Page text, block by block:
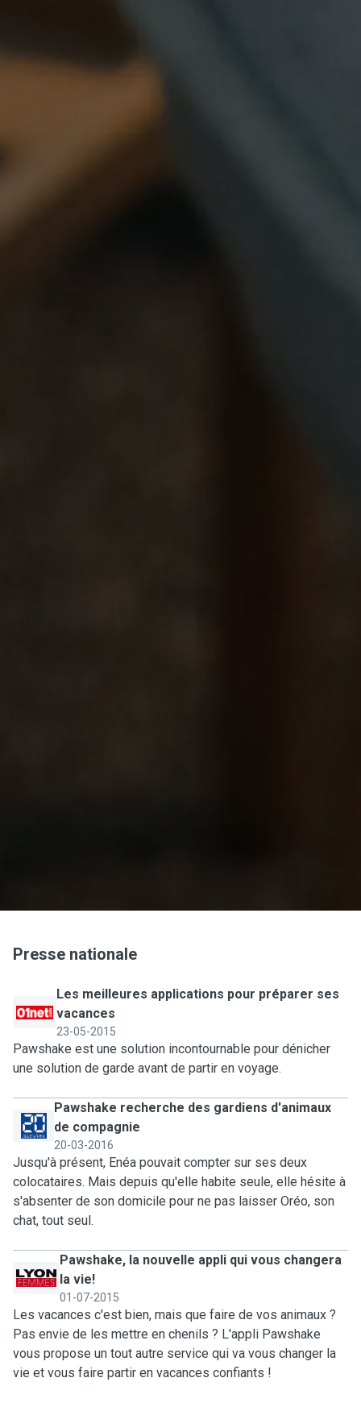
Presse nationale
Les meilleures applications pour préparer ses
vacances
23-05-2015
Pawshake est une solution incontournable pour dénicher
une solution de garde avant de partir en voyage.
Pawshake recherche des gardiens d'animaux
de compagnie
20-03-2016
Jusqu'à présent, Enéa pouvait compter sur ses deux
colocataires. Mais depuis qu'elle habite seule, elle hésite à
s'absenter de son domicile pour ne pas laisser Oréo, son
chat, tout seul.
Pawshake, la nouvelle appli qui vous changera
la vie!
01-07-2015
Les vacances c'est bien, mais que faire de vos animaux ?
Pas envie de les mettre en chenils ? L'appli Pawshake
vous propose un tout autre service qui va vous changer la
vie et vous faire partir en vacances confiants !